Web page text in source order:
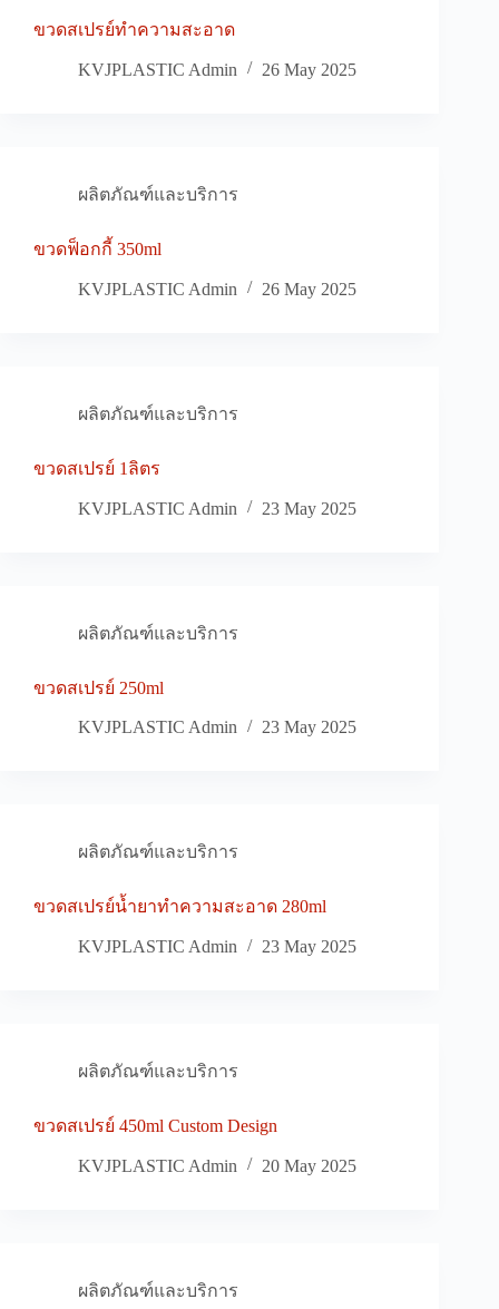
ขวดสเปรย์ทำความสะอาด
KVJPLASTIC Admin 26 May 2025
ผลิตภัณฑ์และบริการ
ขวดฟ็อกกี้ 350ml
KVJPLASTIC Admin 26 May 2025
ผลิตภัณฑ์และบริการ
ขวดสเปรย์ 1ลิตร
KVJPLASTIC Admin 23 May 2025
ผลิตภัณฑ์และบริการ
ขวดสเปรย์ 250ml
KVJPLASTIC Admin 23 May 2025
ผลิตภัณฑ์และบริการ
ขวดสเปรย์น้ำยาทำความสะอาด 280ml
KVJPLASTIC Admin 23 May 2025
ผลิตภัณฑ์และบริการ
ขวดสเปรย์ 450ml Custom Design
KVJPLASTIC Admin 20 May 2025
ผลิตภัณฑ์และบริการ